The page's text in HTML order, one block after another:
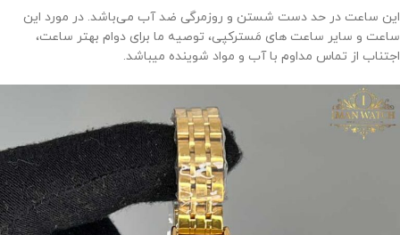
این ساعت در حد دست شستن و روزمرگی ضد آب می‌باشد. در مورد این
ساعت و سایر ساعت های مَسترکپی، توصیه ما برای دوام بهتر ساعت،
اجتناب از تماس مداوم با آب و مواد شوینده میباشد.